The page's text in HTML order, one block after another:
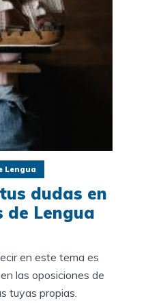
Lengua
dudas en
de Lengua
en este tema es
las oposiciones de
tuyas propias.